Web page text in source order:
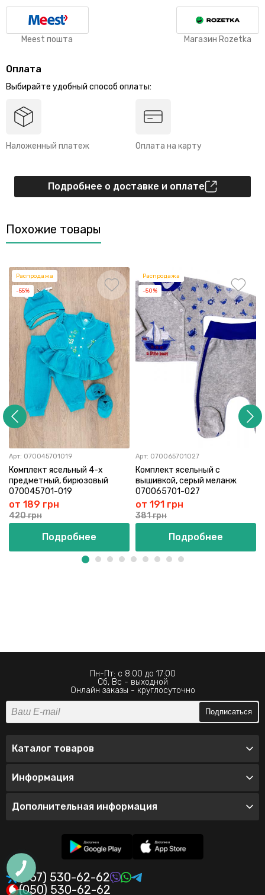
Meest пошта Магазин Rozetka
Оплата
Выбирайте удобный способ оплаты:
Наложенный платеж Оплата на карту
Подробнее о доставке и оплате
Похожие товары
Распродажа
-55%
Арт: 070045701019
Комплект ясельный 4-х
предметный, бирюзовый
070045701-019
от 189 грн
420 грн
Подробнее
Распродажа
-50%
Арт: 070065701027
Комплект ясельный с
вышивкой, серый меланж
070065701-027
от 191 грн
381 грн
Подробнее
Пн-Пт: с 8:00 до 17:00
Сб, Вс - выходной
Онлайн заказы - круглосуточно
Подписаться
Каталог товаров
Информация
Дополнительная информация
(067) 530-62-62
(050) 530-62-62